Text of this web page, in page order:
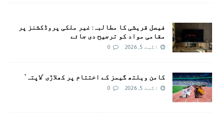
فیصل قریشی کا مطالبہ: غیر ملکی پروڈکشنز پر
مقامی مواد کو ترجیح دی جائے
اگست 5, 2026 0
کامن ویلتھ گیمز کے اختتام پر کھلاڑی ‘لاپتہ’
اگست 5, 2026 0